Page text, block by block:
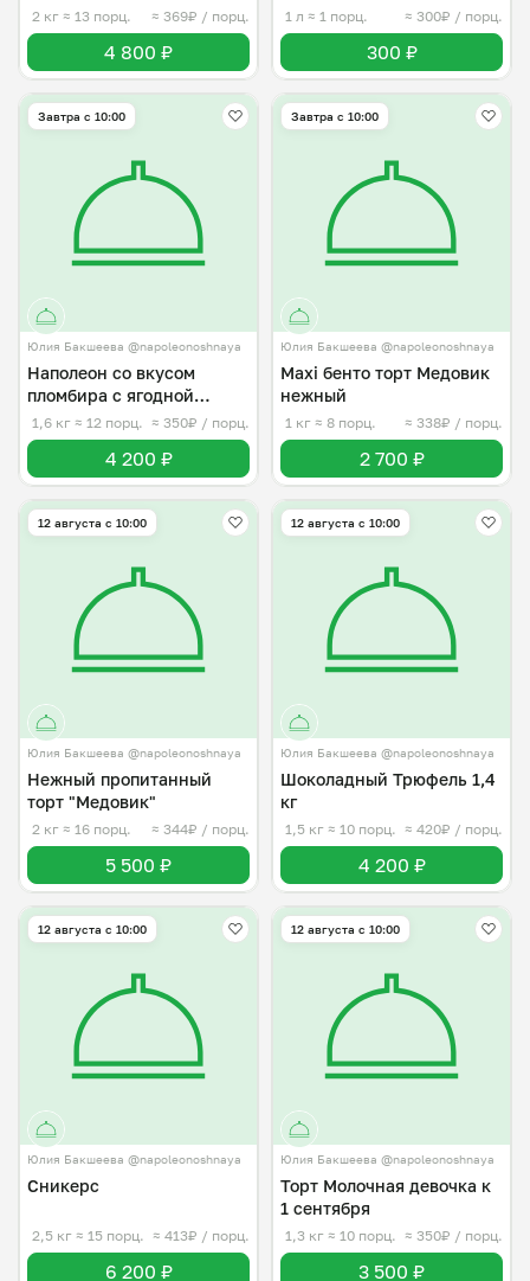
2 кг ≈ 13 порц. ≈ 369₽ / порц.
4 800 ₽
1 л ≈ 1 порц. ≈ 300₽ / порц.
300 ₽
Завтра c 10:00
Юлия Бакшеева @napoleonoshnaya
Наполеон со вкусом
пломбира с ягодной
начинкой
1,6 кг ≈ 12 порц. ≈ 350₽ / порц.
4 200 ₽
Завтра c 10:00
Юлия Бакшеева @napoleonoshnaya
Maxi бенто торт Медовик
нежный
1 кг ≈ 8 порц. ≈ 338₽ / порц.
2 700 ₽
12 августа с 10:00
Юлия Бакшеева @napoleonoshnaya
Нежный пропитанный
торт "Медовик"
2 кг ≈ 16 порц. ≈ 344₽ / порц.
5 500 ₽
12 августа с 10:00
Юлия Бакшеева @napoleonoshnaya
Шоколадный Трюфель 1,4
кг
1,5 кг ≈ 10 порц. ≈ 420₽ / порц.
4 200 ₽
12 августа с 10:00
Юлия Бакшеева @napoleonoshnaya
Сникерс
2,5 кг ≈ 15 порц. ≈ 413₽ / порц.
6 200 ₽
12 августа с 10:00
Юлия Бакшеева @napoleonoshnaya
Торт Молочная девочка к
1 сентября
1,3 кг ≈ 10 порц. ≈ 350₽ / порц.
3 500 ₽